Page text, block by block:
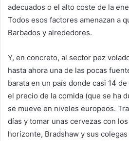
adecuados o el alto coste de la
Todos esos factores amenazan a
Barbados y alrededores.
Y, en concreto, al sector pez
hasta ahora una de las pocas
barata en un país donde casi 14
el precio de la comida (que se ha
se mueve en niveles europeos.
días y tomar unas cervezas con
horizonte, Bradshaw y sus